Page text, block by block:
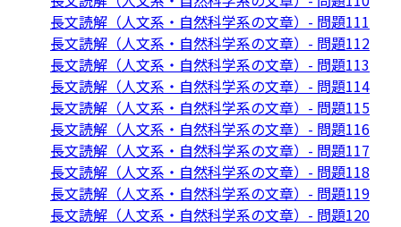
長文読解（人文系・自然科学系の文章）- 問題111
長文読解（人文系・自然科学系の文章）- 問題112
長文読解（人文系・自然科学系の文章）- 問題113
長文読解（人文系・自然科学系の文章）- 問題114
長文読解（人文系・自然科学系の文章）- 問題115
長文読解（人文系・自然科学系の文章）- 問題116
長文読解（人文系・自然科学系の文章）- 問題117
長文読解（人文系・自然科学系の文章）- 問題118
長文読解（人文系・自然科学系の文章）- 問題119
長文読解（人文系・自然科学系の文章）- 問題120